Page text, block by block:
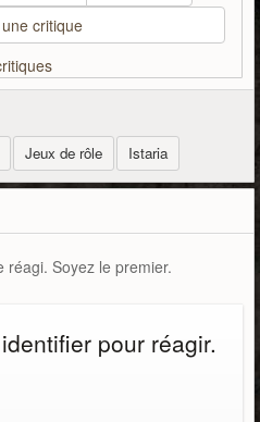
critique
Jeux de rôle Istaria
réagi. Soyez le premier.
pour réagir.